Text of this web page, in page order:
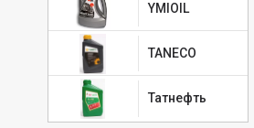
YMIOIL
TANECO
Татнефть